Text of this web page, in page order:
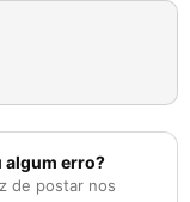
algum erro?
de postar nos